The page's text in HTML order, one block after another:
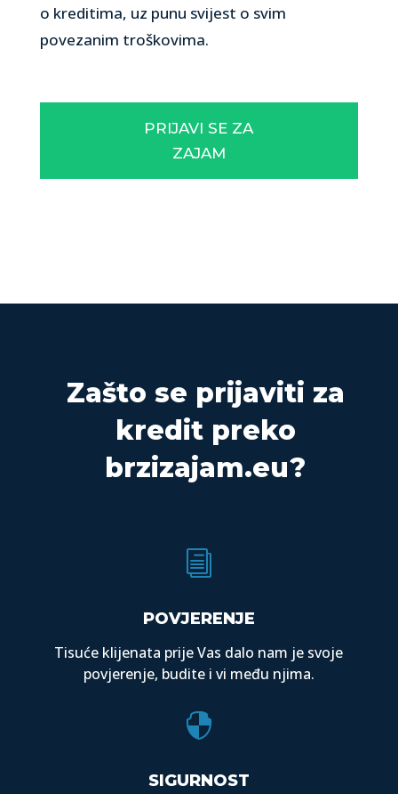
o kreditima, uz punu svijest o svim
povezanim troškovima.
PRIJAVI SE ZA
ZAJAM
Zašto se prijaviti za
kredit preko
brzizajam.eu?
i
POVJERENJE
Tisuće klijenata prije Vas dalo nam je svoje
povjerenje, budite i vi među njima.

SIGURNOST